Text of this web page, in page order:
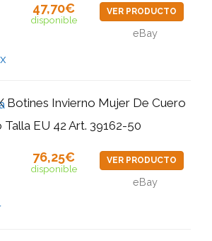
47,70€
disponible
VER PRODUCTO
eBay
Botines Invierno Mujer De Cuero
EU 42 Art. 39162-50
76,25€
disponible
VER PRODUCTO
eBay